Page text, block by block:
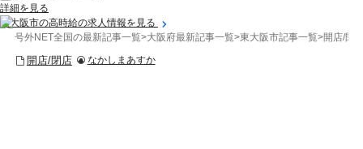
詳細を見る
東大阪市の高時給の求人情報を見る
号外NET全国の最新記事一覧>大阪府最新記事一覧>東大阪市記事一覧>開店/閉
開店/閉店 なかしまあすか